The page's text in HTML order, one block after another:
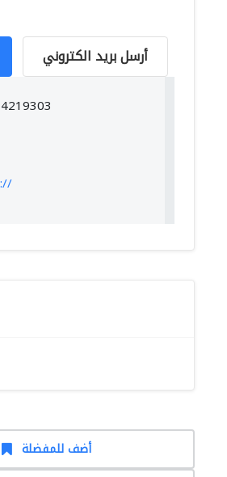
أرسل بريد الكتروني
أضف للمفضلة